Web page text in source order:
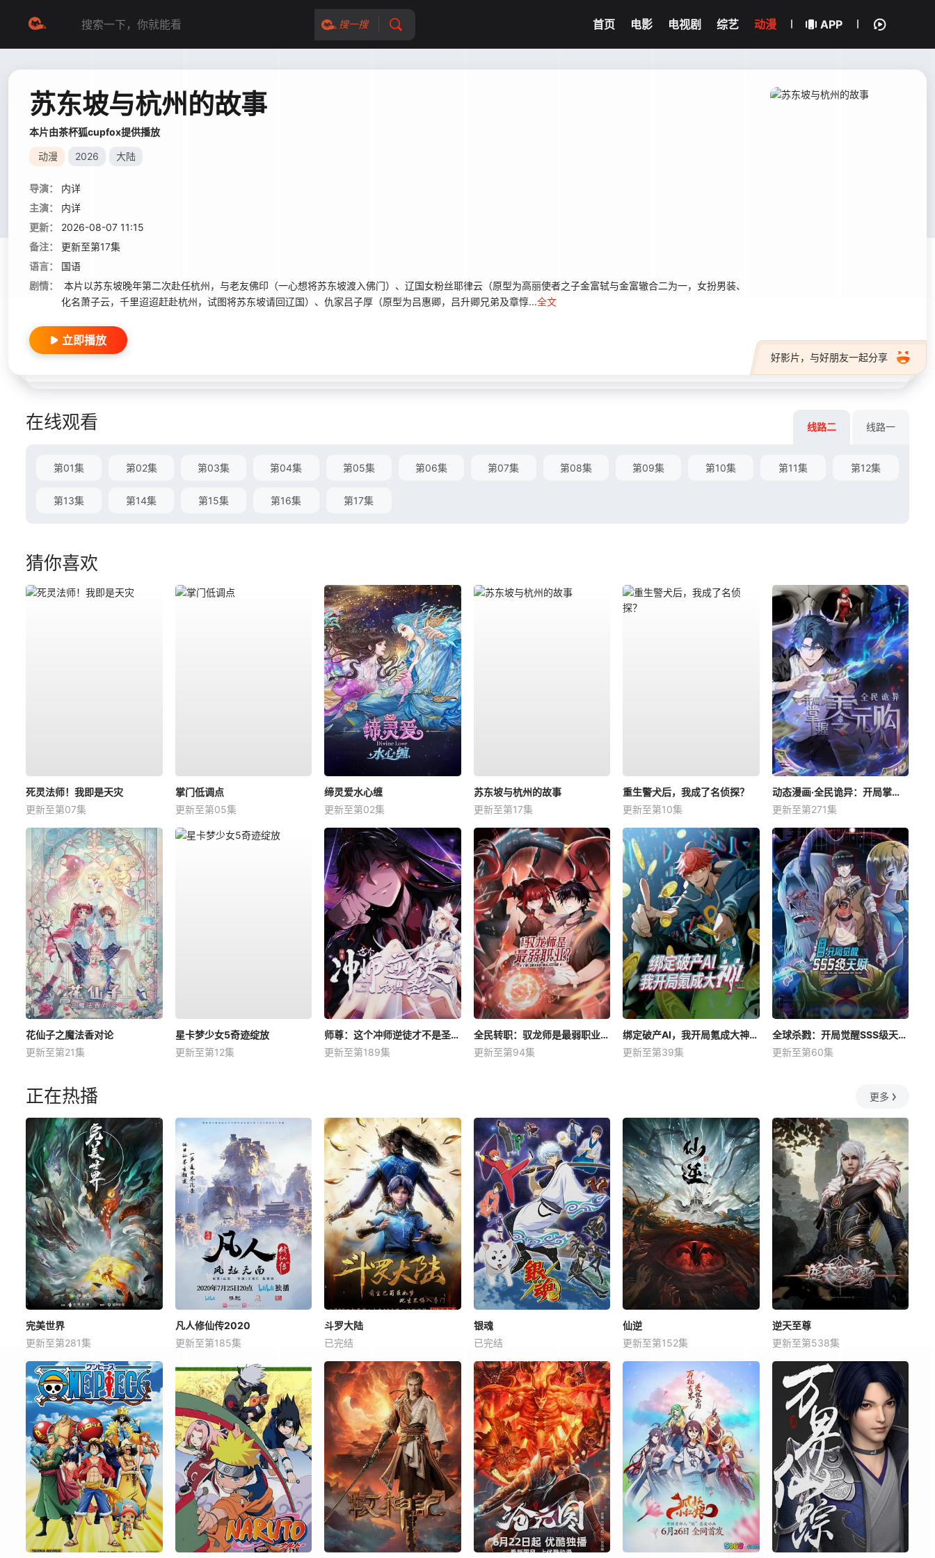
搜一搜 首页 电影 电视剧 综艺 动漫 APP
苏东坡与杭州的故事
本片由茶杯狐cupfox提供播放
动漫 2026 大陆
导演：
内详
主演：
内详
更新：
2026-08-07 11:15
备注：
更新至第17集
语言：
国语
剧情：
本片以苏东坡晚年第二次赴任杭州，与老友佛印（一心想将苏东坡渡入佛门）、辽国女粉丝耶律云（原型为高丽使者之子金富轼与金富辙合二为一，女扮男装、
化名萧子云，千里迢迢赶赴杭州，试图将苏东坡请回辽国）、仇家吕子厚（原型为吕惠卿，吕升卿兄弟及章惇...全文
好影片，与好朋友一起分享
立即播放
在线观看 线路二 线路一
第01集 第02集 第03集 第04集 第05集 第06集 第07集 第08集 第09集 第10集 第11集 第12集
第13集 第14集 第15集 第16集 第17集
猜你喜欢
死灵法师！我即是天灾
更新至第07集
掌门低调点
更新至第05集
缔灵爱水心缠
更新至第02集
苏东坡与杭州的故事
更新至第17集
重生警犬后，我成了名侦探？
更新至第10集
动态漫画·全民诡异：开局掌握零元购
更新至第271集
花仙子之魔法香对论
更新至第21集
星卡梦少女5奇迹绽放
更新至第12集
师尊：这个冲师逆徒才不是圣子动态漫
更新至第189集
全民转职：驭龙师是最弱职业？动态漫
更新至第94集
绑定破产AI，我开局氪成大神动态漫
更新至第39集
全球杀戮：开局觉醒SSS级天赋动态漫
更新至第60集
正在热播 更多
完美世界
更新至第281集
凡人修仙传2020
更新至第185集
斗罗大陆
已完结
银魂
已完结
仙逆
更新至第152集
逆天至尊
更新至第538集